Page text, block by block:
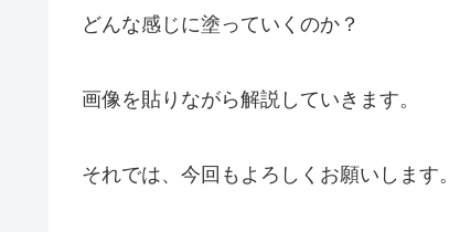
どんな感じに塗っていくのか？
画像を貼りながら解説していきます。
それでは、今回もよろしくお願いします。